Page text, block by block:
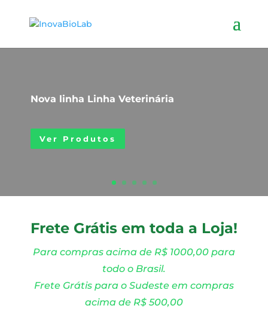
Nova linha Linha Veterinária
Ver Produtos
Frete Grátis em toda a Loja!
Para compras acima de R$ 1000,00 para
todo o Brasil.
Frete Grátis para o Sudeste em compras
acima de R$ 500,00